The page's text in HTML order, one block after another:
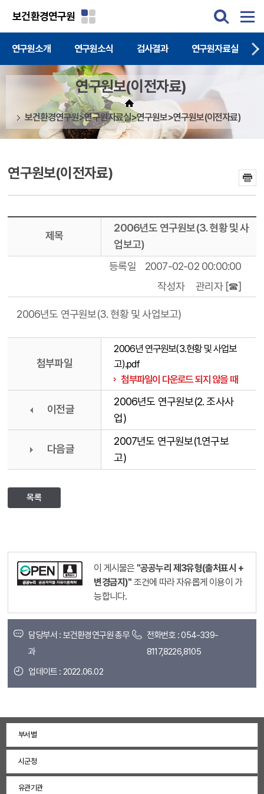
보건환경연구원
연구원소개 연구원소식 검사결과 연구원자료실
연구원보(이전자료)
보건환경연구원>연구원자료실>연구원보>연구원보(이전자료)
연구원보(이전자료)
제목
2006년도 연구원보(3. 현황 및 사
업보고)
등록일
2007-02-02 00:00:00
작성자
관리자 [☎]
2006년도 연구원보(3. 현황 및 사업보고)
첨부파일
2006년 연구원보(3.현황 및 사업보
고).pdf
첨부파일이 다운로드 되지 않을 때
이전글
2006년도 연구원보(2. 조사사
업)
다음글
2007년도 연구원보(1.연구보
고)
목록
이 게시물은 "공공누리 제3유형(출처표시 +
변경금지)" 조건에 따라 자유롭게 이용이 가
능합니다.
담당부서 : 보건환경연구원 총무
과
전화번호 : 054-339-
8117,8226,8105
업데이트 : 2022.06.02
부서별
시군청
유관기관